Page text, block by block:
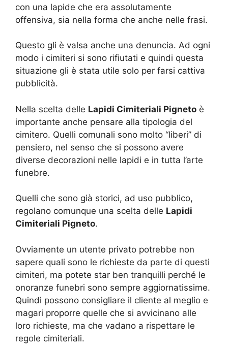
con una lapide che era assolutamente
offensiva, sia nella forma che anche nelle frasi.
Questo gli è valsa anche una denuncia. Ad ogni
modo i cimiteri si sono rifiutati e quindi questa
situazione gli è stata utile solo per farsi cattiva
pubblicità.
Nella scelta delle Lapidi Cimiteriali Pigneto è
importante anche pensare alla tipologia del
cimitero. Quelli comunali sono molto “liberi” di
pensiero, nel senso che si possono avere
diverse decorazioni nelle lapidi e in tutta l’arte
funebre.
Quelli che sono già storici, ad uso pubblico,
regolano comunque una scelta delle Lapidi
Cimiteriali Pigneto.
Ovviamente un utente privato potrebbe non
sapere quali sono le richieste da parte di questi
cimiteri, ma potete star ben tranquilli perché le
onoranze funebri sono sempre aggiornatissime.
Quindi possono consigliare il cliente al meglio e
magari proporre quelle che si avvicinano alle
loro richieste, ma che vadano a rispettare le
regole cimiteriali.